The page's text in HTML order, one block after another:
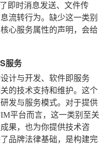
即时消息发送、文件传
流转行为。缺少这一类别
心服务属性的声明，会给
服务
计与开发、软件即服务
关的技术支持和维护。这个
发与服务模式。对于提供
平台而言，这一类别至关
果，也为你提供技术咨
品牌法律基础，是构建完